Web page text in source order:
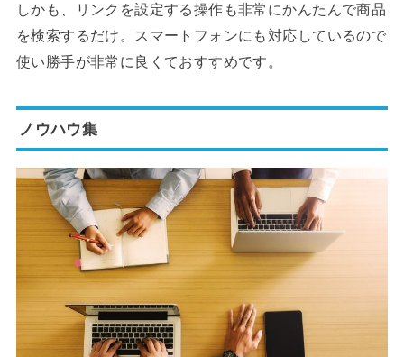
しかも、リンクを設定する操作も非常にかんたんで商品
を検索するだけ。スマートフォンにも対応しているので
使い勝手が非常に良くておすすめです。
ノウハウ集